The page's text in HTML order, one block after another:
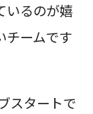
いるのが嬉
チームです
スタートで